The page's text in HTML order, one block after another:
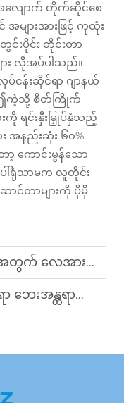
အလျောက် တိုက်ဆိုင်စေ
များအားဖြင့် ကုထုံး
တွင်းပိုင်း တိုင်းတာ
း လိုအပ်ပါသည်။
ငန်းဆိုင်ရာ ဂျာနယ်
ဤကဲ့သို့ စိတ်ကြိုက်
ရင်းနှီးမြှုပ်နှံသည့်
အနည်းဆုံး ၆၀%
ကောင်းမွန်သော
ါ်ရုံသာမက လူတိုင်း
ာင်တာများကို ပိုမို
ေ့ခ်ပစ္စည်း၏ ထိရောက်မှုမှာ မည်မျှရှိပါသနည်း။
နှိပ်နယ်ပေးသည့် စက်ကိရိယာမှာ မည်သည့်အရာဖြစ်ပါသလဲ။